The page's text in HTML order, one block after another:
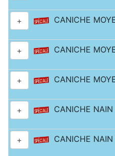
+ CANICHE
+ CANICHE
+ CANICHE
+ CANICHE
+ CANICHE